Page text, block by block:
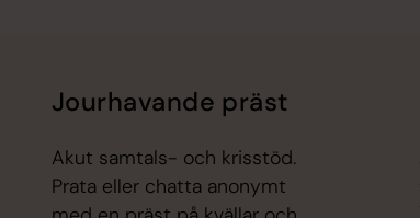
Jourhavande präst
Akut samtals- och krisstöd.
Prata eller chatta anonymt